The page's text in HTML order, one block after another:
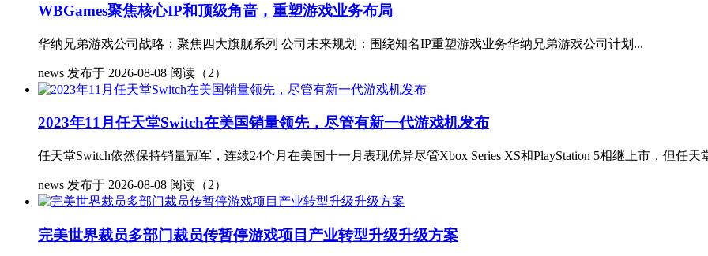
WBGames聚焦核心IP和顶级角啬，重塑游戏业务布局
华纳兄弟游戏公司战略：聚焦四大旗舰系列 公司未来规划：围绕知名IP重塑游戏业务华纳兄弟游戏公司计划...
news 发布于 2026-08-08 阅读（2）
2023年11月任天堂Switch在美国销量领先，尽管有新一代游戏机发布
任天堂Switch依然保持销量冠军，连续24个月在美国十一月表现优异尽管Xbox Series XS和PlayStation 5相继上市，但任天
news 发布于 2026-08-08 阅读（2）
完美世界裁员多部门裁员传暂停游戏项目产业转型升级升级方案